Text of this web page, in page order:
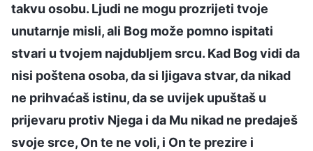
takvu osobu. Ljudi ne mogu prozrijeti tvoje
unutarnje misli, ali Bog može pomno ispitati
stvari u tvojem najdubljem srcu. Kad Bog vidi da
nisi poštena osoba, da si ljigava stvar, da nikad
ne prihvaćaš istinu, da se uvijek upuštaš u
prijevaru protiv Njega i da Mu nikad ne predaješ
svoje srce, On te ne voli, i On te prezire i